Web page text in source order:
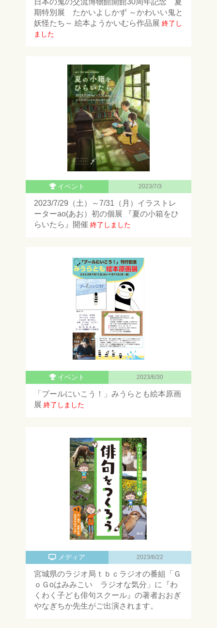
日本の鬼の交流博物館開館30周年記念 夏
期特別展 たかいよしかず ～かわいい鬼と
妖怪たち～ 絵本ようかいむら作品展 終了し
ました
イベント 2023/7/3
2023/7/29（土）～7/31（月）イラストレ
ーターao(あお）初の個展 『夏の小箱をひ
らいたら』開催 終了しました
イベント 2023/6/30
「プールにいこう！」みうらとも絵本原画
展 終了しました
メディア 2023/6/22
宮城県のラジオ局ｔｂｃラジオの番組「Ｇ
ｏＧoはみみこい ラジオな気分」に『わ
くわく子ども俳句スクール』の著者おおぎ
やなぎちか先生がご出演されます。